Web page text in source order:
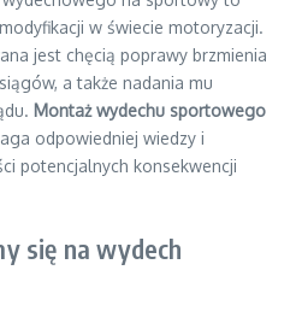
w świecie motoryzacji.
jest chęcią poprawy brzmienia
a także nadania mu
Montaż wydechu sportowego
odpowiedniej wiedzy i
potencjalnych konsekwencji
się na wydech